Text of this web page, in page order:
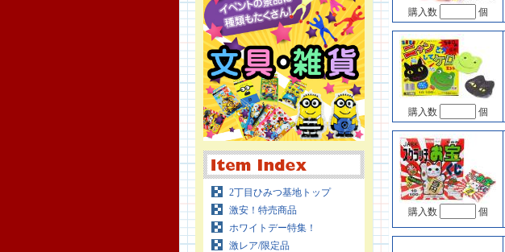
2丁目ひみつ基地トップ
激安！特売商品
ホワイトデー特集！
激レア/限定品
購入数 個
購入数 個
購入数 個